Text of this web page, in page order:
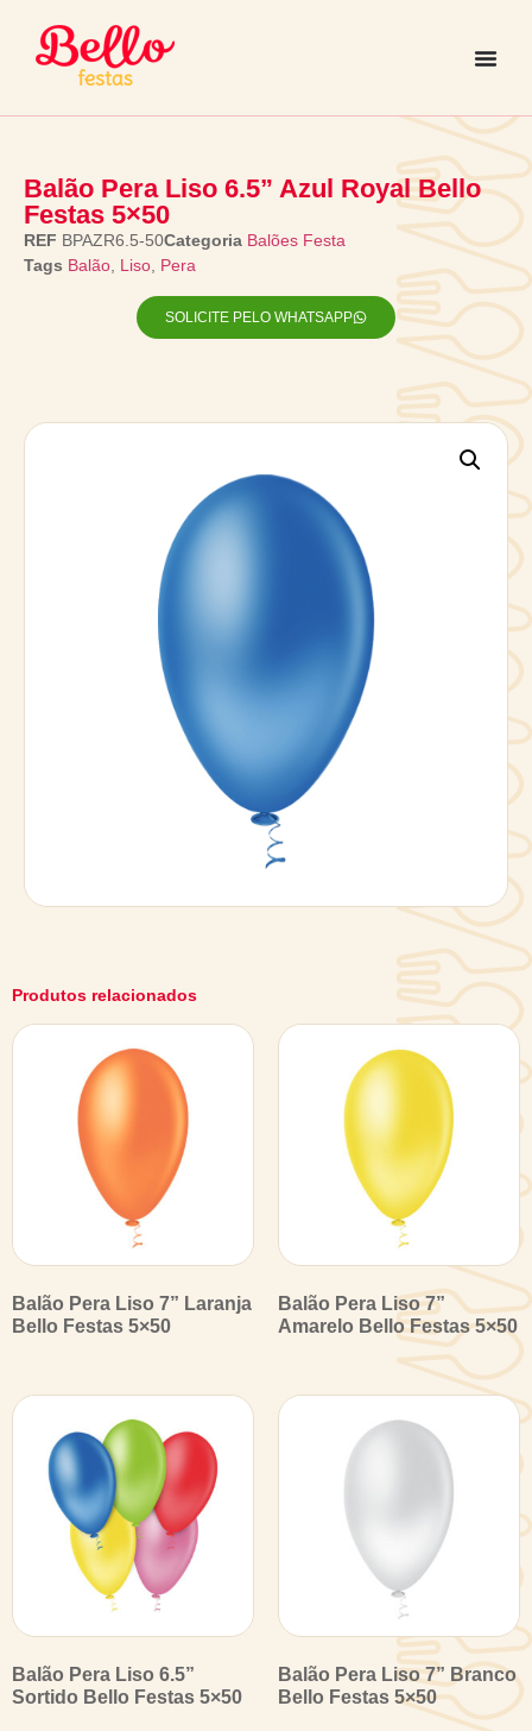
Balão Pera Liso 6.5” Azul Royal Bello
Festas 5×50
REF BPAZR6.5-50Categoria Balões Festa
Tags Balão Liso Pera
SOLICITE PELO WHATSAPP
Produtos relacionados
Balão Pera Liso 7” Laranja
Bello Festas 5×50
Balão Pera Liso 7”
Amarelo Bello Festas 5×50
Balão Pera Liso 6.5”
Sortido Bello Festas 5×50
Balão Pera Liso 7” Branco
Bello Festas 5×50